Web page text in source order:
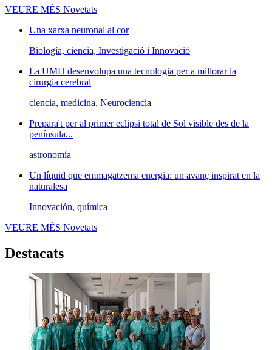
VEURE MÉS Novetats
Una xarxa neuronal al cor
Biología, ciencia, Investigació i Innovació
La UMH desenvolupa una tecnologia per a millorar la
cirurgia cerebral
ciencia, medicina, Neurociencia
Prepara't per al primer eclipsi total de Sol visible des de la
península...
astronomía
Un líquid que emmagatzema energia: un avanç inspirat en la
naturalesa
Innovación, química
VEURE MÉS Novetats
Destacats